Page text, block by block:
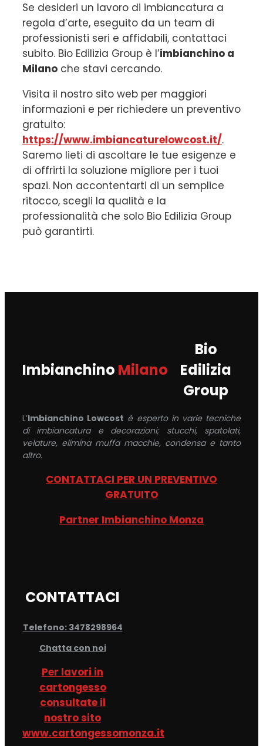
Se desideri un lavoro di imbiancatura a
regola d’arte, eseguito da un team di
professionisti seri e affidabili, contattaci
subito. Bio Edilizia Group è l’imbianchino a
Milano che stavi cercando.
Visita il nostro sito web per maggiori
informazioni e per richiedere un preventivo
gratuito:
https://www.imbiancaturelowcost.it/.
Saremo lieti di ascoltare le tue esigenze e
di offrirti la soluzione migliore per i tuoi
spazi. Non accontentarti di un semplice
ritocco, scegli la qualità e la
professionalità che solo Bio Edilizia Group
può garantirti.
Imbianchino Milano
Bio
Edilizia
Group
L’Imbianchino Lowcost è esperto in varie tecniche
di imbiancatura e decorazioni; stucchi, spatolati,
velature, elimina muffa macchie, condensa e tanto
altro.
CONTATTACI PER UN PREVENTIVO
GRATUITO
Partner Imbianchino Monza
CONTATTACI
Telefono: 3478298964
Chatta con noi
Per lavori in
cartongesso
consultate il
nostro sito
www.cartongessomonza.it